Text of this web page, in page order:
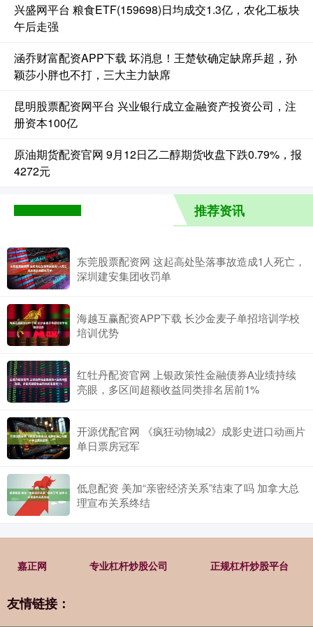
兴盛网平台 粮食ETF(159698)日均成交1.3亿，农化工板块
午后走强
涵乔财富配资APP下载 坏消息！王楚钦确定缺席乒超，孙
颖莎小胖也不打，三大主力缺席
昆明股票配资网平台 兴业银行成立金融资产投资公司，注
册资本100亿
原油期货配资官网 9月12日乙二醇期货收盘下跌0.79%，报
4272元
推荐资讯
东莞股票配资网 这起高处坠落事故造成1人死亡，
深圳建安集团收罚单
海越互赢配资APP下载 长沙金麦子单招培训学校
培训优势
红牡丹配资官网 上银政策性金融债券A业绩持续
亮眼，多区间超额收益同类排名居前1%
开源优配官网 《疯狂动物城2》成影史进口动画片
单日票房冠军
低息配资 美加“亲密经济关系”结束了吗 加拿大总
理宣布关系终结
嘉正网 专业杠杆炒股公司 正规杠杆炒股平台
友情链接：